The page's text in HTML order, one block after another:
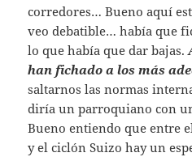
corredores… Bueno aquí
veo debatible… había que
lo que había que dar bajas.
han fichado a los más
saltarnos las normas
diría un parroquiano con
Bueno entiendo que entre
y el ciclón Suizo hay un